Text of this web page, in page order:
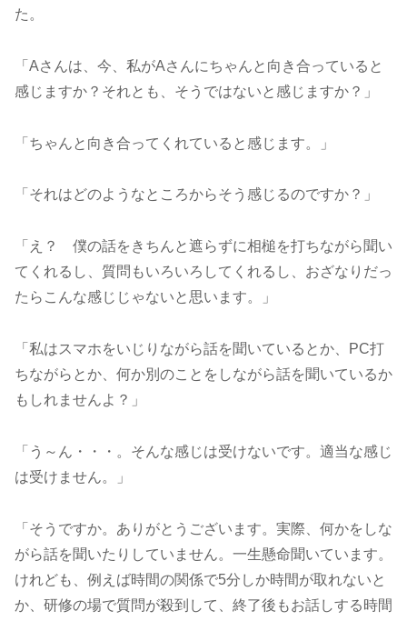
た。
「Aさんは、今、私がAさんにちゃんと向き合っていると
感じますか？それとも、そうではないと感じますか？」
「ちゃんと向き合ってくれていると感じます。」
「それはどのようなところからそう感じるのですか？」
「え？ 僕の話をきちんと遮らずに相槌を打ちながら聞い
てくれるし、質問もいろいろしてくれるし、おざなりだっ
たらこんな感じじゃないと思います。」
「私はスマホをいじりながら話を聞いているとか、PC打
ちながらとか、何か別のことをしながら話を聞いているか
もしれませんよ？」
「う～ん・・・。そんな感じは受けないです。適当な感じ
は受けません。」
「そうですか。ありがとうございます。実際、何かをしな
がら話を聞いたりしていません。一生懸命聞いています。
けれども、例えば時間の関係で5分しか時間が取れないと
か、研修の場で質問が殺到して、終了後もお話しする時間